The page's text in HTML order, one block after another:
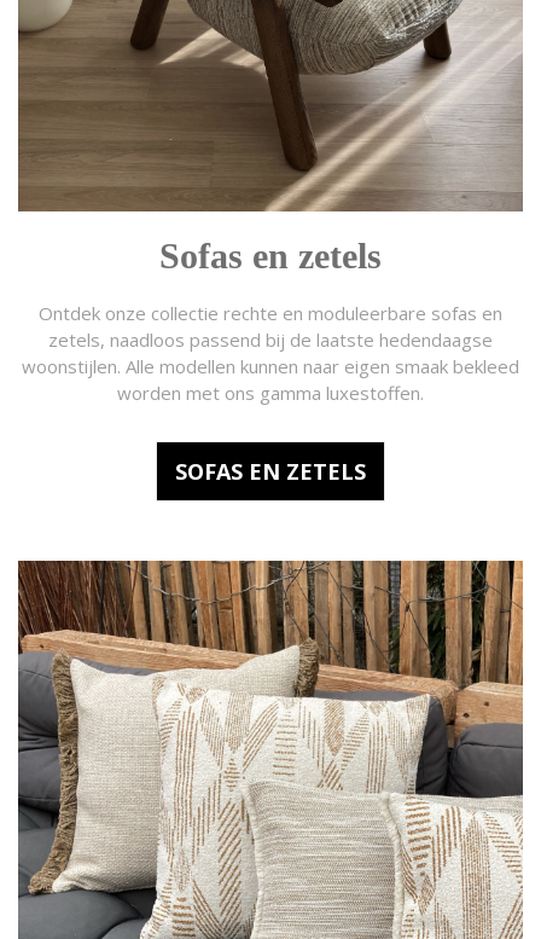
Sofas en zetels
Ontdek onze collectie rechte en moduleerbare sofas en
zetels, naadloos passend bij de laatste hedendaagse
woonstijlen. Alle modellen kunnen naar eigen smaak bekleed
worden met ons gamma luxestoffen.
SOFAS EN ZETELS